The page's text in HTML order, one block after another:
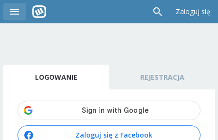
Zaloguj się
LOGOWANIE REJESTRACJA
Zaloguj się z Facebook